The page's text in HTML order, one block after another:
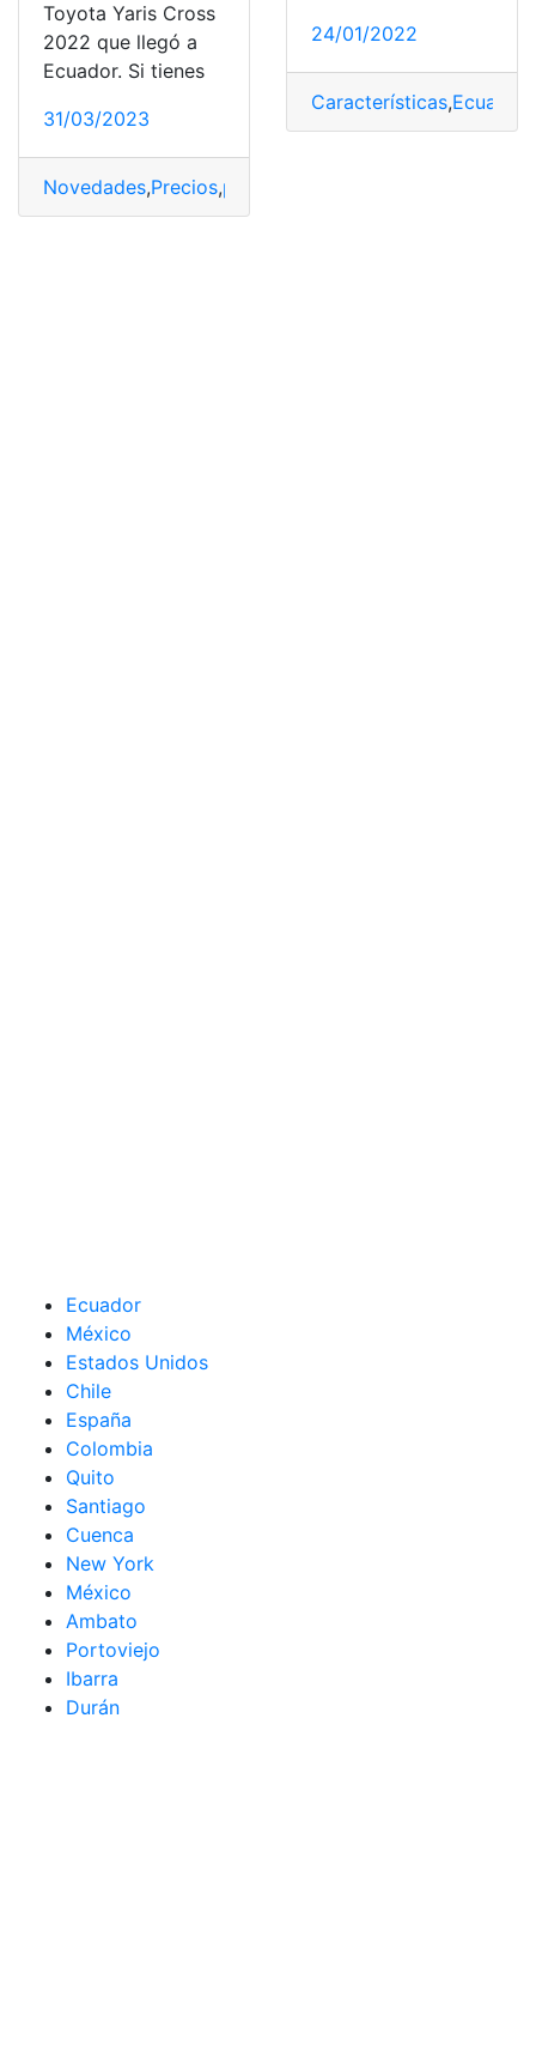
Toyota Yaris Cross
2022 que llegó a
Ecuador. Si tienes
31/03/2023
Novedades,Precios,precios de venta
24/01/2022
Características,Ecuador
Ecuador
México
Estados Unidos
Chile
España
Colombia
Quito
Santiago
Cuenca
New York
México
Ambato
Portoviejo
Ibarra
Durán